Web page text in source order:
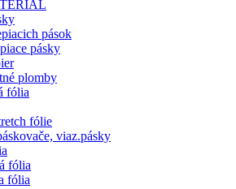
pások
pásky
plomby
fólia
fólie
viaz.pásky
fólia
fólia